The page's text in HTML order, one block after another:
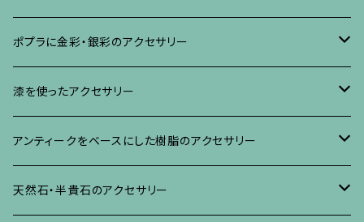
ブローチ
イヤリング・ピアス
ネックレス、その他
ポプラに金彩・銀彩のアクセサリー
ブローチ
イヤリング、ピアス
ネックレス、ペンダント
漆を使ったアクセサリー
ブローチ
イヤリング・ピアス
アンティークをベースにした樹脂のアクセサリー
ブローチ
天然石・半貴石のアクセサリー